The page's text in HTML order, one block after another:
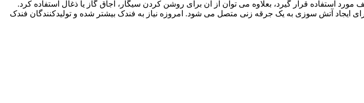
استفاده قرار گیرد، بعلاوه می توان از آن برای روشن کردن سیگار، اجاق گاز یا ذغال استفاده کرد.
ایجاد آتش سوزی به یک جرقه زنی متصل می شود. امروزه نیاز به فندک بیشتر شده و تولیدکنندگان فندک